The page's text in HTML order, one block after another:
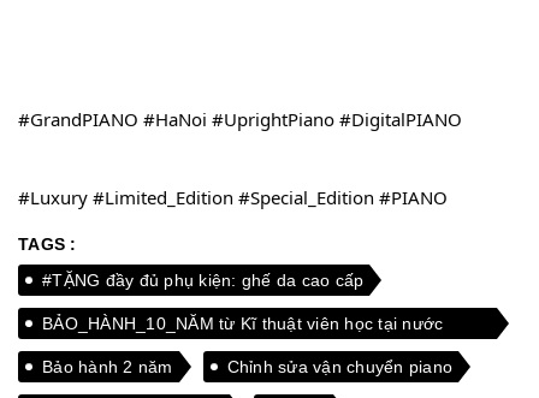
#GrandPIANO #HaNoi #UprightPiano #DigitalPIANO
#Luxury #Limited_Edition #Special_Edition #PIANO
TAGS :
#TẶNG đầy đủ phụ kiện: ghế da cao cấp
BẢO_HÀNH_10_NĂM từ Kĩ thuật viên học tại nước
ngoài
Bảo hành 2 năm Chỉnh sửa vận chuyển piano